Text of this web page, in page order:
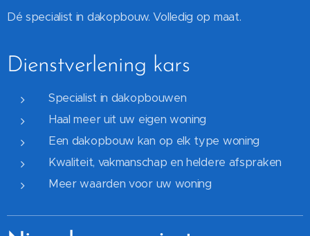
Dé specialist in dakopbouw. Volledig op maat.
Dienstverlening kars
Specialist in dakopbouwen
Haal meer uit uw eigen woning
Een dakopbouw kan op elk type woning
Kwaliteit, vakmanschap en heldere afspraken
Meer waarden voor uw woning